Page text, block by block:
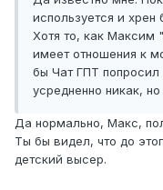
используется и хрен
Хотя то, как Максим
имеет отношения к
бы Чат ГПТ попросил
усредненно никак,
Да нормально, Макс,
Ты бы видел, что до
детский высер.